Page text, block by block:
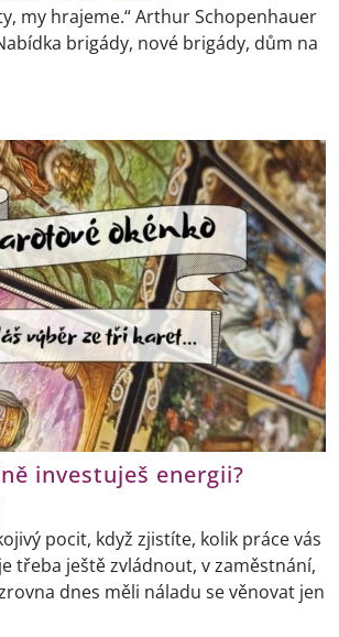
my hrajeme.“ Arthur Schopenhauer
brigády, nové brigády, dům na
investuješ energii?
pocit, když zjistíte, kolik práce vás
třeba ještě zvládnout, v zaměstnání,
dnes měli náladu se věnovat jen